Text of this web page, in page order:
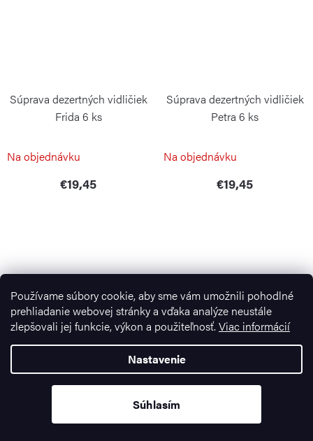
Používame súbory cookie, aby sme vám umožnili pohodlné
prehliadanie webovej stránky a vďaka analýze neustále
zlepšovali jej funkcie, výkon a použiteľnosť. Viac informácií
Nastavenie
Súhlasím
Súprava dezertných vidličiek
Frida 6 ks
Na objednávku
€19,45
Súprava dezertných vidličiek
Petra 6 ks
Na objednávku
€19,45
Súprava dezertných vidličiek
Zelda 6 ks
Na objednávku
Súprava espresso lyžičiek
SUSHI EBONY 6 ks
Na objednávku